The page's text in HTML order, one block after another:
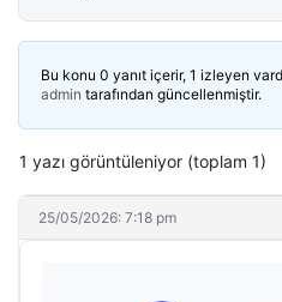
Bu konu 0 yanıt içerir, 1 izleyen
admin tarafından güncellenmiştir.
1 yazı görüntüleniyor (toplam 1)
25/05/2026: 7:18 pm